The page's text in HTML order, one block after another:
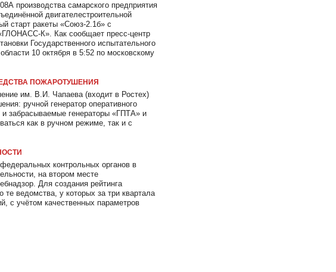
производства самарского предприятия
двигателестроительной
старт ракеты «Союз-2.1б» с
К». Как сообщает пресс-центр
Государственного испытательного
10 октября в 5:52 по московскому
ПОЖАРОТУШЕНИЯ
им. В.И. Чапаева (входит в Ростех)
ручной генератор оперативного
забрасываемые генераторы «ГПТА» и
как в ручном режиме, так и с
контрольных органов в
на втором месте
Для создания рейтинга
ведомства, у которых за три квартала
с учётом качественных параметров